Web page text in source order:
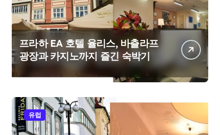
프라하 EA 호텔 율리스, 바츨라프
광장과 카지노까지 즐긴 숙박기
유럽